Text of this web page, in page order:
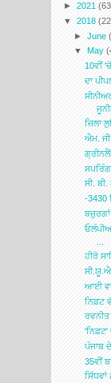
► 2021
▼ 2018
►June
▼ May
10ਵੀਂ
ਦਾ
ਜ਼ਿਲਾ
ਐਮ.
ਸੀ.
-3430
ਹੀਰੋ
ਆਈ
ਨਿਫ਼ਟ
'ਨਿਫ਼ਟ'
ਪੰਜਾਬ
35ਵੀਂ
ਸਿੱਧਵਾਂ